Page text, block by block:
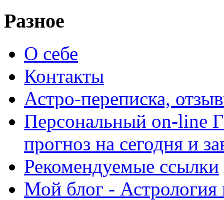
Разное
О себе
Контакты
Астро-переписка,
Персональный on-
прогноз на сегодня и
Рекомендуемые ссылки
Мой блог - Астрология